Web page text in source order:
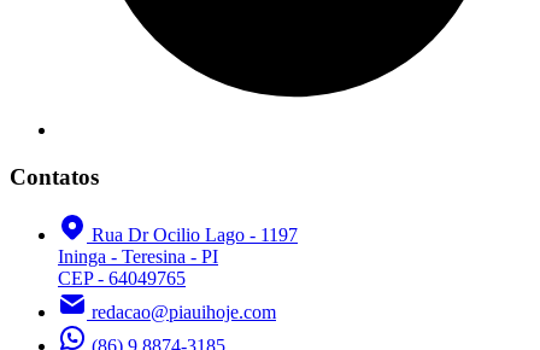
Contatos
Rua Dr Ocilio Lago - 1197
Ininga - Teresina - PI
CEP - 64049765
redacao@piauihoje.com